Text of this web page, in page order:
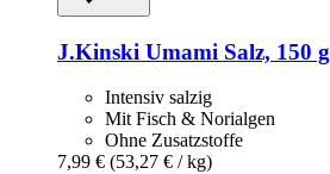
J.Kinski Umami Salz, 150 g
Intensiv salzig
Mit Fisch & Norialgen
Ohne Zusatzstoffe
7,99 € (53,27 € / kg)